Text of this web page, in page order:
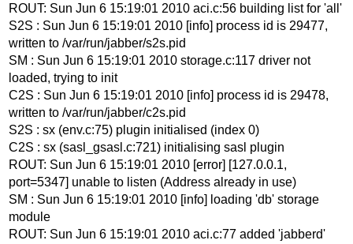
ROUT: Sun Jun 6 15:19:01 2010 aci.c:56 building list for 'all'
S2S : Sun Jun 6 15:19:01 2010 [info] process id is 29477,
written to /var/run/jabber/s2s.pid
SM : Sun Jun 6 15:19:01 2010 storage.c:117 driver not
loaded, trying to init
C2S : Sun Jun 6 15:19:01 2010 [info] process id is 29478,
written to /var/run/jabber/c2s.pid
S2S : sx (env.c:75) plugin initialised (index 0)
C2S : sx (sasl_gsasl.c:721) initialising sasl plugin
ROUT: Sun Jun 6 15:19:01 2010 [error] [127.0.0.1,
port=5347] unable to listen (Address already in use)
SM : Sun Jun 6 15:19:01 2010 [info] loading 'db' storage
module
ROUT: Sun Jun 6 15:19:01 2010 aci.c:77 added 'jabberd'